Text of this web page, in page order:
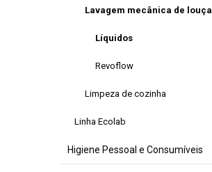
Lavagem mecânica de louça
Líquidos
Revoflow
Limpeza de cozinha
Linha Ecolab
Higiene Pessoal e Consumíveis